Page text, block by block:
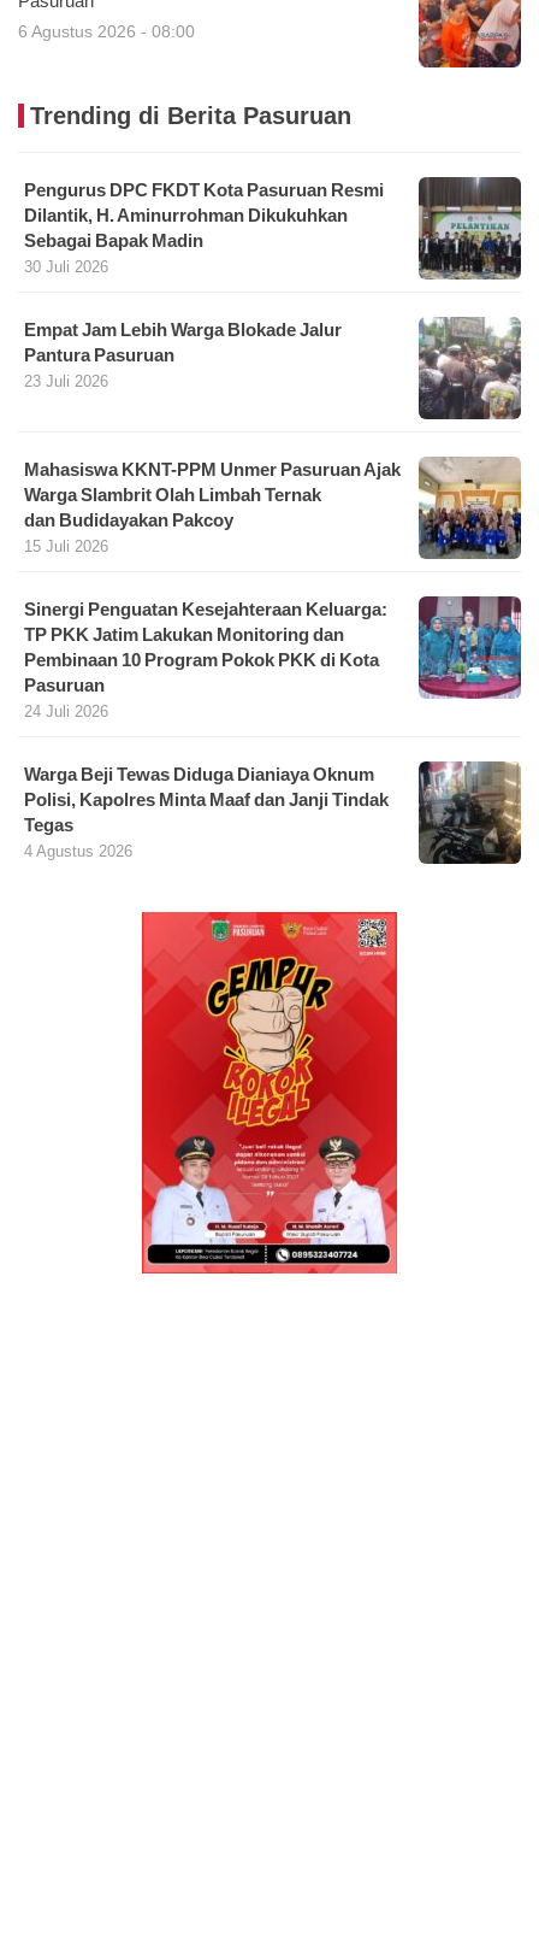
6 Agustus 2026 - 08:00
Trending di Berita Pasuruan
Pengurus DPC FKDT Kota Pasuruan Resmi
Dilantik, H. Aminurrohman Dikukuhkan
Sebagai Bapak Madin
30 Juli 2026
Empat Jam Lebih Warga Blokade Jalur
Pantura Pasuruan
23 Juli 2026
Mahasiswa KKNT-PPM Unmer Pasuruan Ajak
Warga Slambrit Olah Limbah Ternak
dan Budidayakan Pakcoy
15 Juli 2026
Sinergi Penguatan Kesejahteraan Keluarga:
TP PKK Jatim Lakukan Monitoring dan
Pembinaan 10 Program Pokok PKK di Kota
Pasuruan
24 Juli 2026
Warga Beji Tewas Diduga Dianiaya Oknum
Polisi, Kapolres Minta Maaf dan Janji Tindak
Tegas
4 Agustus 2026